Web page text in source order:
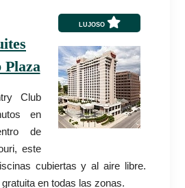
LUJOSO
Club
en
de
este
cubiertas y al aire libre.
en todas las zonas.